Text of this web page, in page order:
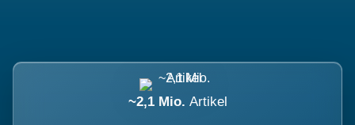
~2,1 Mio. Artikel